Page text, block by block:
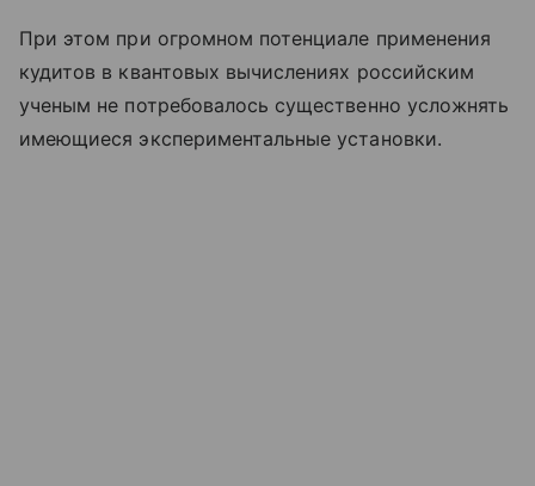
При этом при огромном потенциале применения
кудитов в квантовых вычислениях российским
ученым не потребовалось существенно усложнять
имеющиеся экспериментальные установки.